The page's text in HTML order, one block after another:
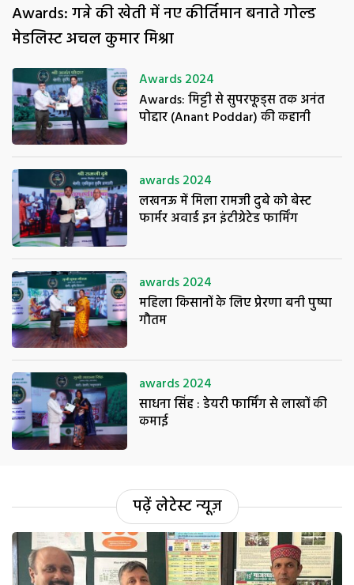
Awards: गन्ने की खेती में नए कीर्तिमान बनाते गोल्ड
मेडलिस्ट अचल कुमार मिश्रा
Awards 2024
Awards: मिट्टी से सुपरफूड्स तक अनंत
पोद्दार (Anant Poddar) की कहानी
awards 2024
लखनऊ में मिला रामजी दुबे को बेस्ट
फार्मर अवार्ड इन इंटीग्रेटेड फार्मिंग
awards 2024
महिला किसानों के लिए प्रेरणा बनी पुष्पा
गौतम
awards 2024
साधना सिंह : डेयरी फार्मिंग से लाखों की
कमाई
पढ़ें लेटेस्ट न्यूज़